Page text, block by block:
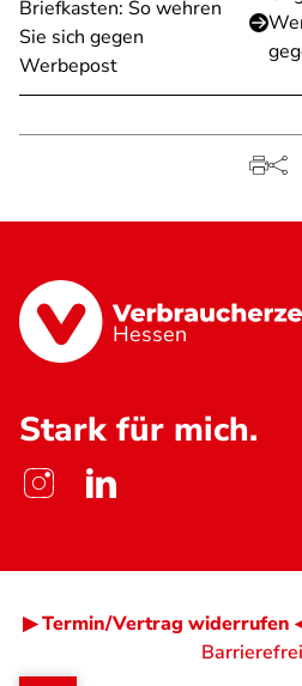
Briefkasten: So wehren
Sie sich gegen
Werbepost
Hessen
Stark für mich.
▶ Termin/Vertrag widerrufen